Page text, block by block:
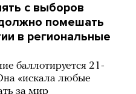
с выборов
помешать
в региональные
баллотируется 21-
«искала любые
за мир